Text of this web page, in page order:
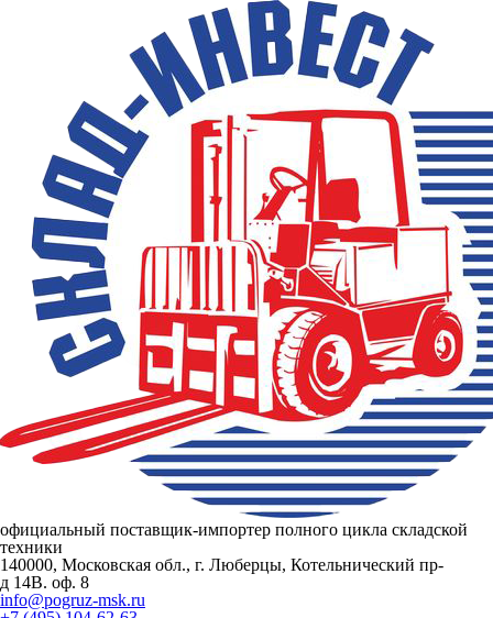
официальный поставщик-импортер полного цикла складской
техники
140000, Московская обл., г. Люберцы, Котельнический пр-
д 14В. оф. 8
info@pogruz-msk.ru